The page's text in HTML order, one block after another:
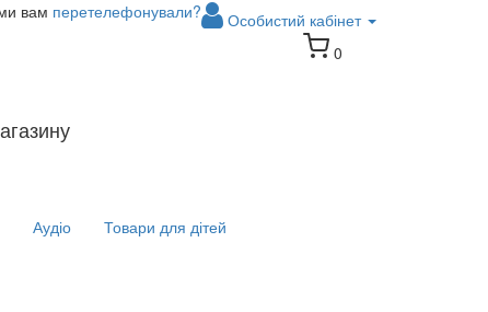
Особистий кабінет
вам перетелефонували?
0
Аудіо Товари для дітей